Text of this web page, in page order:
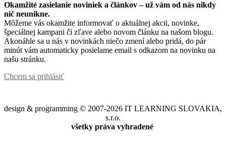
Okamžité zasielanie noviniek a článkov – už vám od nás nikdy
nič neunikne.
Môžeme vás okamžite informovať o aktuálnej akcii, novinke,
špeciálnej kampani či zľave alebo novom článku na našom blogu.
Akonáhle sa u nás v novinkách niečo zmení alebo pridá, do pár
minút vám automaticky posielame email s odkazom na novinku na
našu stránku.
Chcem sa prihlásiť
design & programming © 2007-2026 IT LEARNING SLOVAKIA,
s.r.o.
všetky práva vyhradené